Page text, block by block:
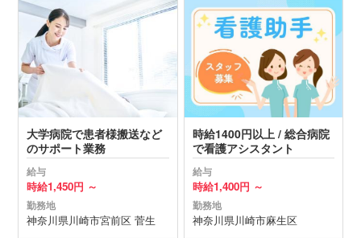
大学病院で患者様搬送など
のサポート業務
給与
時給1,450円 ～
勤務地
神奈川県川崎市宮前区 菅生
時給1400円以上 / 総合病院
で看護アシスタント
給与
時給1,400円 ～
勤務地
神奈川県川崎市麻生区